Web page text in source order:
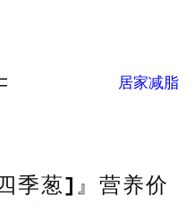
居家减脂
季葱]』营养价